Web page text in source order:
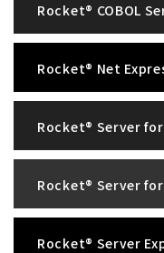
Rocket® COBOL
Rocket® Net
Rocket® Server for
Rocket® Server for
Rocket® Server